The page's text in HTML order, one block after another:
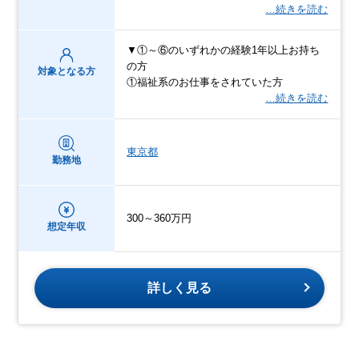
…続きを読む
対象となる方
▼①～⑥のいずれかの経験1年以上お持ち
の方
①福祉系のお仕事をされていた方
…続きを読む
勤務地
東京都
想定年収
300～360万円
詳しく見る